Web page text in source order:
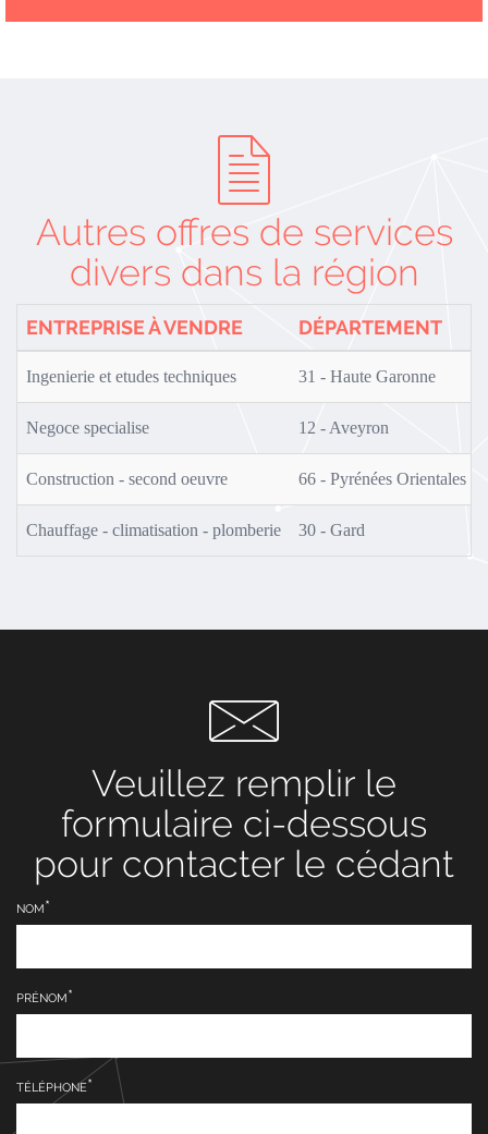
Autres offres de services
divers dans la région
ENTREPRISE À VENDRE DÉPARTEMENT
Ingenierie et etudes techniques 31 - Haute Garonne
Negoce specialise 12 - Aveyron
Construction - second oeuvre 66 - Pyrénées Orientales
Chauffage - climatisation - plomberie 30 - Gard
Veuillez remplir le
formulaire ci-dessous
pour contacter le cédant
NOM
PRÉNOM
TÉLÉPHONE